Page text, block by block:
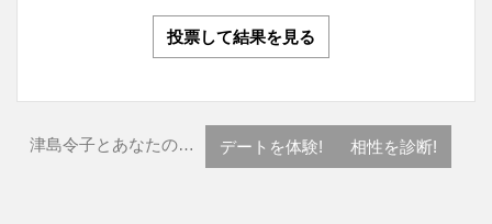
投票して結果を見る
津島令子とあなたの… デートを体験! 相性を診断!